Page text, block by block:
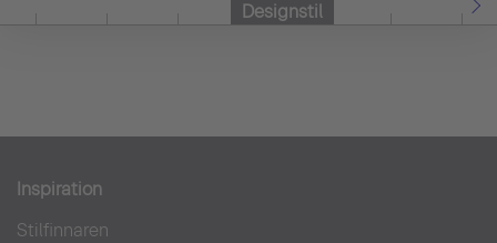
Designstil
Inspiration
Stilfinnaren